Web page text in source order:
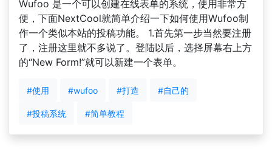
Wufoo 是一个可以创建在线表单的系统，使用非常方
便，下面NextCool就简单介绍一下如何使用Wufoo制
作一个类似本站的投稿功能。 1.首先第一步当然要注册
了，注册这里就不多说了。登陆以后，选择屏幕右上方
的“New Form!”就可以新建一个表单。
#使用 #wufoo #打造 #自己的
#投稿系统 #简单教程